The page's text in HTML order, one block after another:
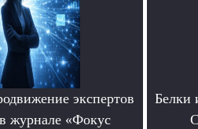
экспертов
журнале «Фокус
Белки